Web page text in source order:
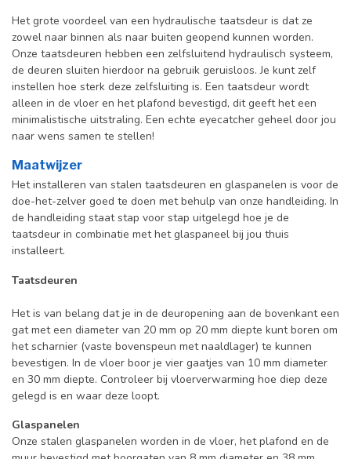
Het grote voordeel van een hydraulische taatsdeur is dat ze
zowel naar binnen als naar buiten geopend kunnen worden.
Onze taatsdeuren hebben een zelfsluitend hydraulisch systeem,
de deuren sluiten hierdoor na gebruik geruisloos. Je kunt zelf
instellen hoe sterk deze zelfsluiting is. Een taatsdeur wordt
alleen in de vloer en het plafond bevestigd, dit geeft het een
minimalistische uitstraling. Een echte eyecatcher geheel door jou
naar wens samen te stellen!
Maatwijzer
Het installeren van stalen taatsdeuren en glaspanelen is voor de
doe-het-zelver goed te doen met behulp van onze handleiding. In
de handleiding staat stap voor stap uitgelegd hoe je de
taatsdeur in combinatie met het glaspaneel bij jou thuis
installeert.
Taatsdeuren
Het is van belang dat je in de deuropening aan de bovenkant een
gat met een diameter van 20 mm op 20 mm diepte kunt boren om
het scharnier (vaste bovenspeun met naaldlager) te kunnen
bevestigen. In de vloer boor je vier gaatjes van 10 mm diameter
en 30 mm diepte. Controleer bij vloerverwarming hoe diep deze
gelegd is en waar deze loopt.
Glaspanelen
Onze stalen glaspanelen worden in de vloer, het plafond en de